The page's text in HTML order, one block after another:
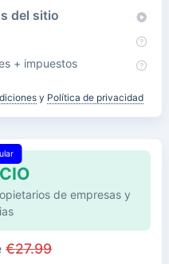
del sitio
+ impuestos
y Política de privacidad
de empresas y
€27.99